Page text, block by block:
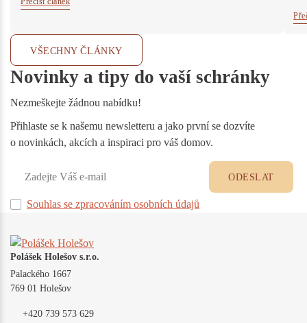
VŠECHNY ČLÁNKY
Novinky a tipy do vaší schránky
Nezmeškejte žádnou nabídku!
Přihlaste se k našemu newsletteru a jako první se dozvíte
o novinkách, akcích a inspiraci pro váš domov.
Souhlas se zpracováním osobních údajů
ODESLAT
Polášek Holešov s.r.o.
Palackého 1667
769 01 Holešov
+420 739 573 629